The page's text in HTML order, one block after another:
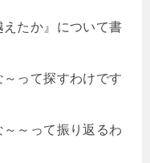
たか』について書
って探すわけです
～って振り返るわ